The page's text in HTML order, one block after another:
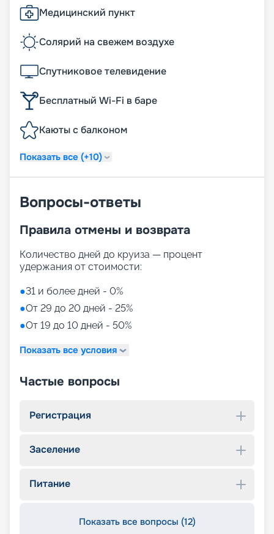
Медицинский пункт
Солярий на свежем воздухе
Спутниковое телевидение
Бесплатный Wi-Fi в баре
Каюты с балконом
Показать все (+10)
Вопросы-ответы
Правила отмены и возврата
Количество дней до круиза — процент
удержания от стоимости:
●31 и более дней - 0%
●От 29 до 20 дней - 25%
●От 19 до 10 дней - 50%
Показать все условия
Частые вопросы
Регистрация
Заселение
Питание
Показать все вопросы (12)